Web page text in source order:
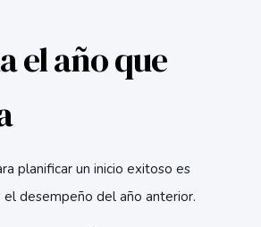
el año que
planificar un inicio exitoso es
desempeño del año anterior.